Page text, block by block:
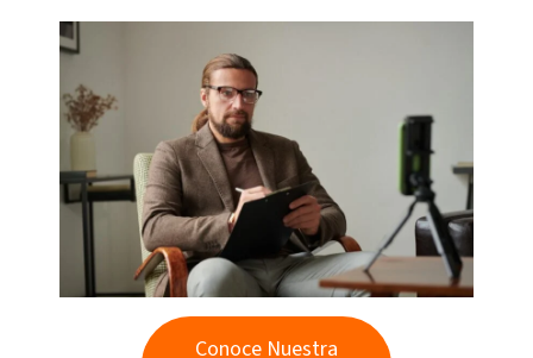
Conoce Nuestra